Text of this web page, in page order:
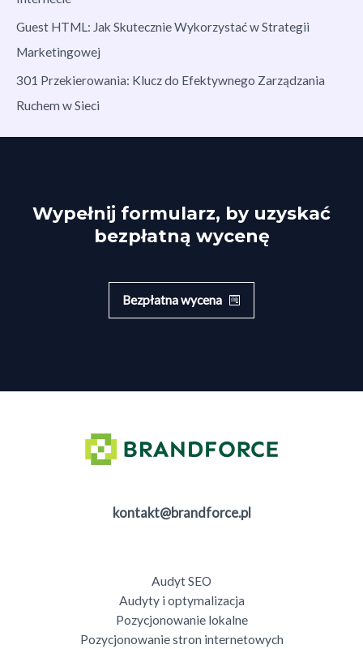
Guest HTML: Jak Skutecznie Wykorzystać w Strategii
Marketingowej
301 Przekierowania: Klucz do Efektywnego Zarządzania
Ruchem w Sieci
Wypełnij formularz, by uzyskać
bezpłatną wycenę
Bezpłatna wycena
kontakt@brandforce.pl
Audyt SEO
Audyty i optymalizacja
Pozycjonowanie lokalne
Pozycjonowanie stron internetowych